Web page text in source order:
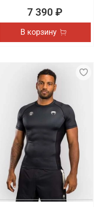
7 390 ₽
В корзину